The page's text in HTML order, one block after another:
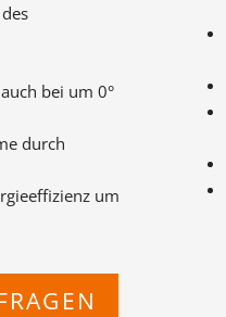
bei um 0°
durch
um